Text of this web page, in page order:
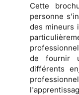
Cette
personne
des mineurs
de fournir
différents